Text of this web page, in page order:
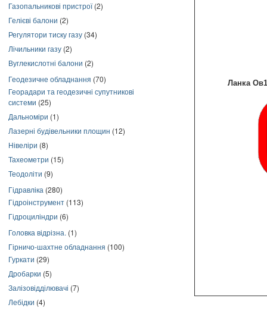
Газопальникові пристрої(2)
Гелієві балони (2)
Регулятори тиску газу (34)
Лічильники газу (2)
Вуглекислотні балони (2)
Геодезичне обладнання (70)
Георадари та геодезичні супутникові
системи (25)
Дальноміри (1)
Лазерні будівельники площин (12)
Нівеліри (8)
Тахеометри (15)
Теодоліти (9)
Гідравліка (280)
Гідроінструмент (113)
Гідроциліндри (6)
Головка відрізна. (1)
Гірничо-шахтне обладнання (100)
Гуркати (29)
Дробарки (5)
Залізовідділювачі (7)
Лебідки (4)
Ланка